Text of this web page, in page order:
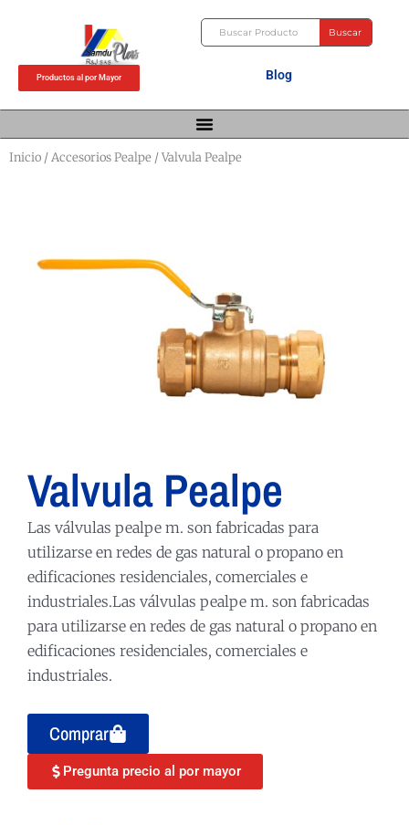
Buscar Buscar
Productos al por Mayor Blog
Inicio /Accesorios Pealpe / Valvula Pealpe
Valvula Pealpe
Las válvulas pealpe m. son fabricadas para
utilizarse en redes de gas natural o propano en
edificaciones residenciales, comerciales e
industriales.Las válvulas pealpe m. son fabricadas
para utilizarse en redes de gas natural o propano en
edificaciones residenciales, comerciales e
industriales.
Comprar
Pregunta precio al por mayor